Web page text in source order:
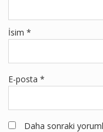
İsim *
E-posta *
Daha sonraki